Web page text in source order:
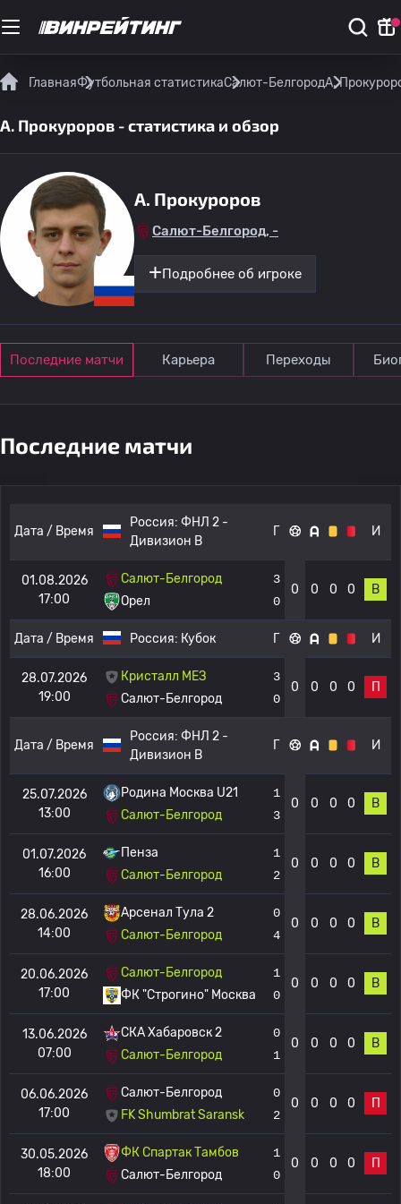
ГлавнаяФутбольная статистикаСалют-БелгородA.
A. Прокуроров - статистика и обзор
A. Прокуроров
Салют-Белгород, -
Подробнее об игроке
Последние матчи Карьера Переходы
Последние матчи
Дата / Время
Россия: ФНЛ 2 -
Дивизион B
Г И
01.08.2026
17:00
Салют-Белгород
Орел
3
0
0 0 0 0 В
Дата / Время Россия: Кубок Г И
28.07.2026
19:00
Кристалл МЕЗ
Салют-Белгород
3
0
0 0 0 0 П
Дата / Время
Россия: ФНЛ 2 -
Дивизион B
Г И
25.07.2026
13:00
Родина Москва U21
Салют-Белгород
1
3
0 0 0 0 В
01.07.2026
16:00
Пенза
Салют-Белгород
1
2
0 0 0 0 В
28.06.2026
14:00
Арсенал Тула 2
Салют-Белгород
0
4
0 0 0 0 В
20.06.2026
17:00
Салют-Белгород
ФК "Строгино" Москва
1
0
0 0 0 0 В
13.06.2026
07:00
СКА Хабаровск 2
Салют-Белгород
0
1
0 0 0 0 В
06.06.2026
17:00
Салют-Белгород
FK Shumbrat Saransk
0
2
0 0 0 0 П
30.05.2026
18:00
ФК Спартак Тамбов
Салют-Белгород
1
0
0 0 0 0 П